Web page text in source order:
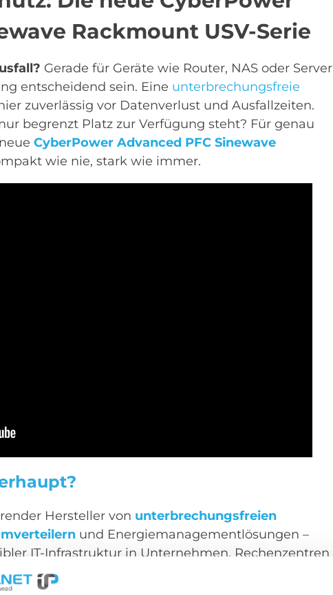
Rackmount USV-Serie
Gerade für Geräte wie Router, NAS oder Server
entscheidend sein. Eine unterbrechungsfreie
zuverlässig vor Datenverlust und Ausfallzeiten.
begrenzt Platz zur Verfügung steht? Für genau
CyberPower Advanced PFC Sinewave
wie nie, stark wie immer.
Hersteller von unterbrechungsfreien
und Energiemanagementlösungen –
IT-Infrastruktur in Unternehmen, Rechenzentren